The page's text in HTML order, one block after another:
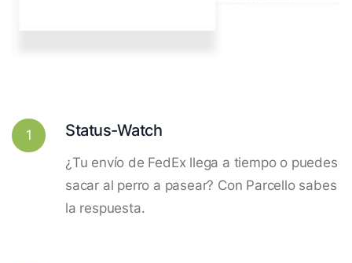
1 Status-Watch
¿Tu envío de FedEx llega a tiempo o puedes
sacar al perro a pasear? Con Parcello sabes
la respuesta.